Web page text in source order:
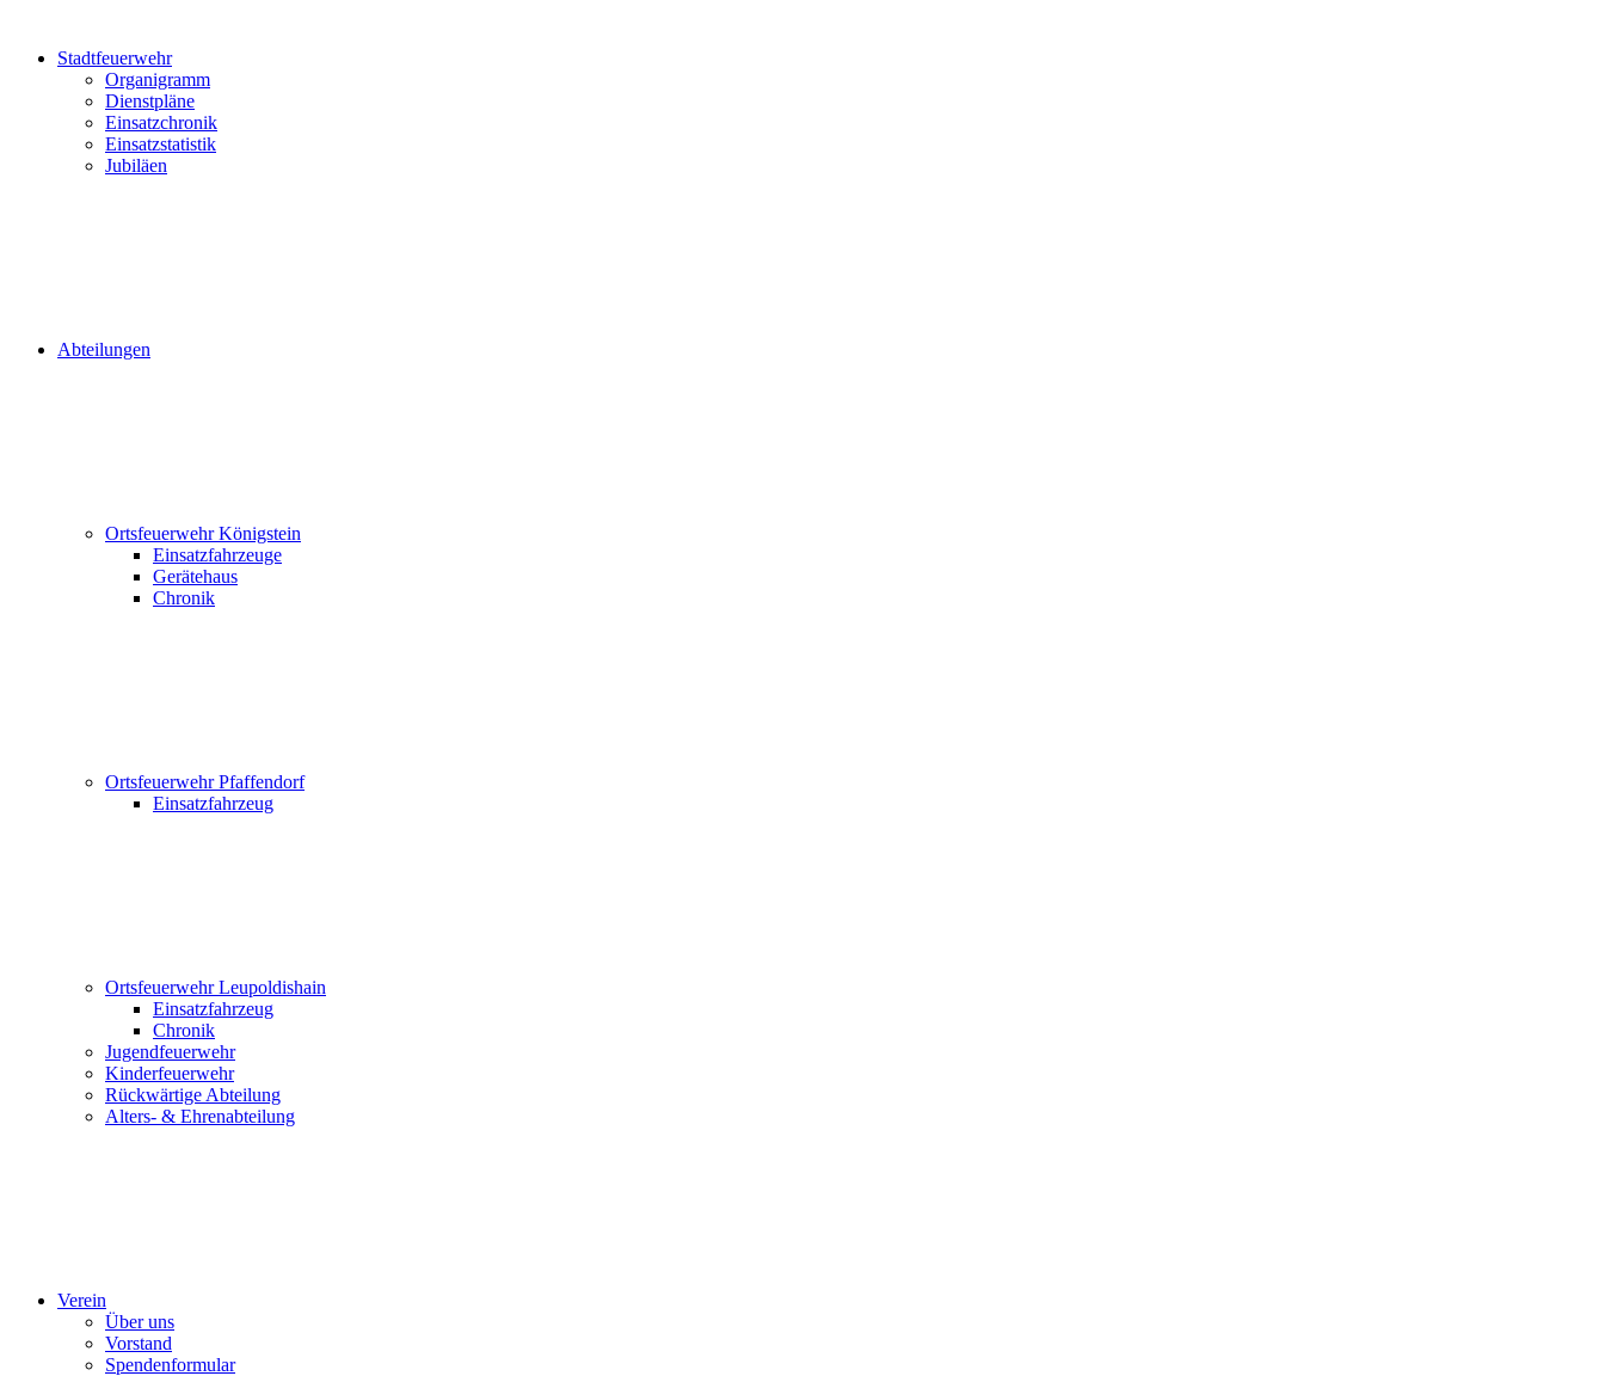
Stadtfeuerwehr
Organigramm
Dienstpläne
Einsatzchronik
Einsatzstatistik
Jubiläen
Abteilungen
Ortsfeuerwehr Königstein
Einsatzfahrzeuge
Gerätehaus
Chronik
Ortsfeuerwehr Pfaffendorf
Einsatzfahrzeug
Ortsfeuerwehr Leupoldishain
Einsatzfahrzeug
Chronik
Jugendfeuerwehr
Kinderfeuerwehr
Rückwärtige Abteilung
Alters- & Ehrenabteilung
Verein
Über uns
Vorstand
Spendenformular